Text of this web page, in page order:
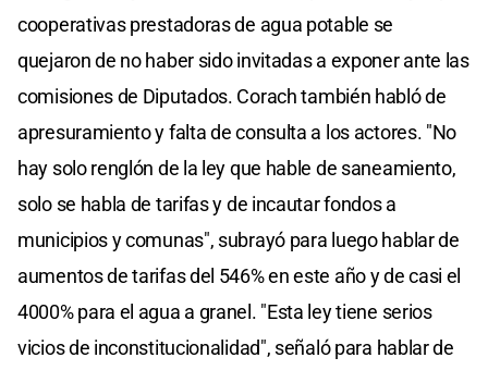
cooperativas prestadoras de agua potable se
quejaron de no haber sido invitadas a exponer ante las
comisiones de Diputados. Corach también habló de
apresuramiento y falta de consulta a los actores. "No
hay solo renglón de la ley que hable de saneamiento,
solo se habla de tarifas y de incautar fondos a
municipios y comunas", subrayó para luego hablar de
aumentos de tarifas del 546% en este año y de casi el
4000% para el agua a granel. "Esta ley tiene serios
vicios de inconstitucionalidad", señaló para hablar de